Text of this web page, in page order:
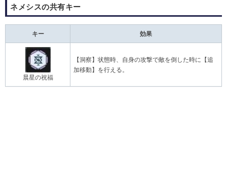
ネメシスの共有キー
キー 効果
晨星の祝福
【洞察】状態時、自身の攻撃で敵を倒した時に【追
加移動】を行える。